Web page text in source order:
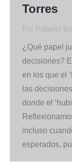
Torres
Por Roberto
¿Qué papel
decisiones?
en los que el
las
donde el
incluso
esperados,